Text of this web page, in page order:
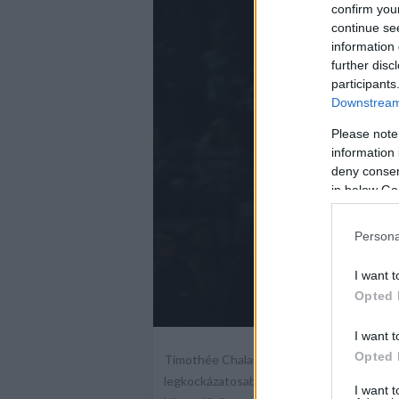
confirm
continue
information
further
Please
information
deny
in below
I want
Opted
I want
Opted
I want
Timothée Chalamet a Marty Mauser
legkockázatosabb alakítását nyújtja: nem